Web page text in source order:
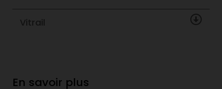
Vitrail
En savoir plus